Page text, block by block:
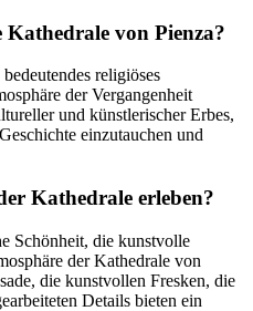
Kathedrale von Pienza?
religiöses
der Vergangenheit
und künstlerischer Erbes,
einzutauchen und
Kathedrale erleben?
Schönheit, die kunstvolle
der Kathedrale von
die kunstvollen Fresken, die
Details bieten ein